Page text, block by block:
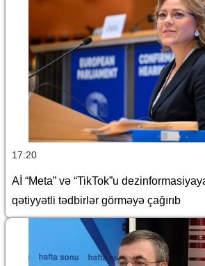
17:20
Aİ “Meta” və “TikTok”u
qətiyyətli tədbirlər görməyə çağırıb